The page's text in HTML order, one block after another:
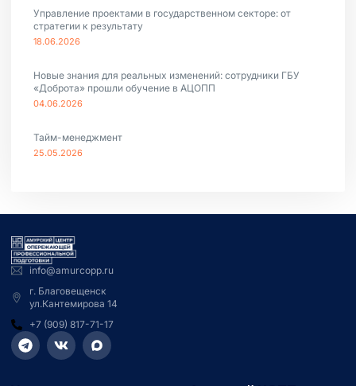
Управление проектами в государственном секторе: от
стратегии к результату
18.06.2026
Новые знания для реальных изменений: сотрудники ГБУ
«Доброта» прошли обучение в АЦОПП
04.06.2026
Тайм-менеджмент
25.05.2026
info@amurcopp.ru
г. Благовещенск
ул.Кантемирова 14
+7 (909) 817-71-17